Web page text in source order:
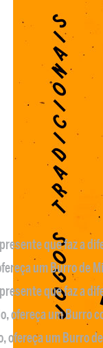
que faz a
um Burro de
que faz a
ofereça um Burro
ofereça um Burro